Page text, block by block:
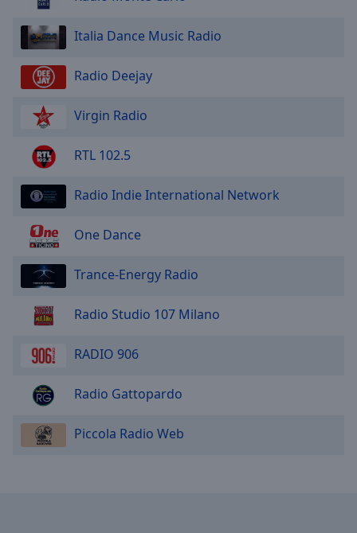
Italia Dance Music Radio
Radio Deejay
Virgin Radio
RTL 102.5
Radio Indie International Network
One Dance
Trance-Energy Radio
Radio Studio 107 Milano
RADIO 906
Radio Gattopardo
Piccola Radio Web